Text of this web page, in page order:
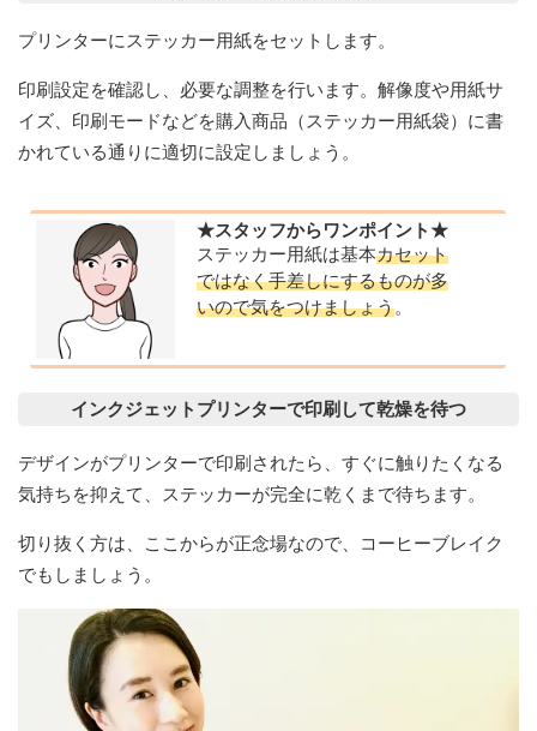
プリンターにステッカー用紙をセットします。
印刷設定を確認し、必要な調整を行います。解像度や用紙サ
イズ、印刷モードなどを購入商品（ステッカー用紙袋）に書
かれている通りに適切に設定しましょう。
★スタッフからワンポイント★
ステッカー用紙は基本カセット
ではなく手差しにするものが多
いので気をつけましょう。
インクジェットプリンターで印刷して乾燥を待つ
デザインがプリンターで印刷されたら、すぐに触りたくなる
気持ちを抑えて、ステッカーが完全に乾くまで待ちます。
切り抜く方は、ここからが正念場なので、コーヒーブレイク
でもしましょう。